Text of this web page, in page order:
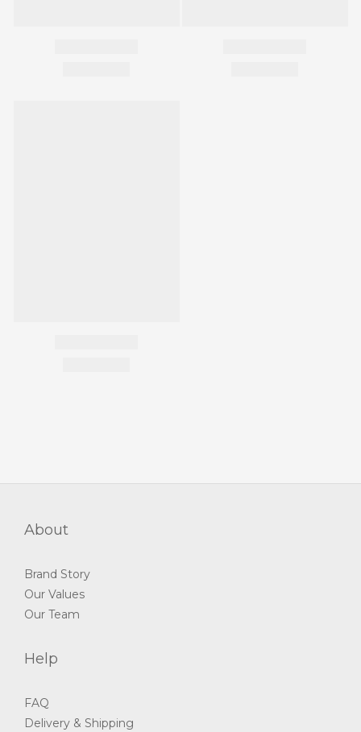
About
Brand Story
Our Values
Our Team
Help
FAQ
Delivery & Shipping